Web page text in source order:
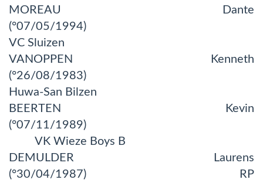
MOREAU Dante
(°07/05/1994)
VC Sluizen
VANOPPEN Kenneth
(°26/08/1983)
Huwa-San Bilzen
BEERTEN Kevin
(°07/11/1989)
VK Wieze Boys B
DEMULDER Laurens
(°30/04/1987) RP